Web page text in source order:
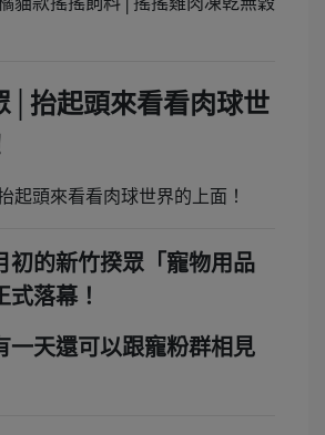
│抬起頭來看看肉球世
初的新竹揆眾「寵物用品
式落幕！
一天還可以跟寵粉群相見